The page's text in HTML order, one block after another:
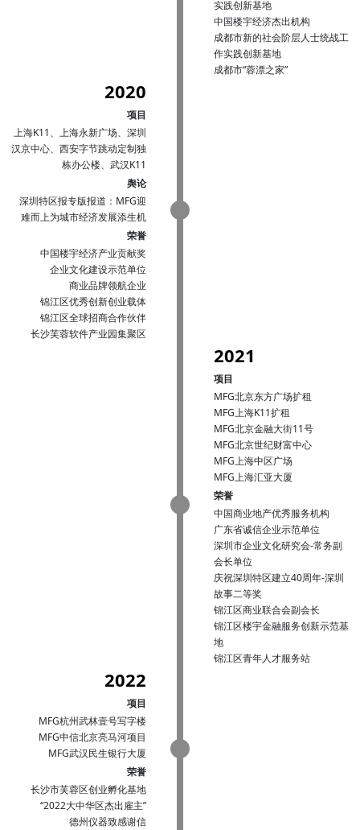
实践创新基地
中国楼宇经济杰出机构
成都市新的社会阶层人士统战工
作实践创新基地
成都市“蓉漂之家”
2020
项目
上海K11、上海永新广场、深圳
汉京中心、西安字节跳动定制独
栋办公楼、武汉K11
舆论
深圳特区报专版报道：MFG迎
难而上为城市经济发展添生机
荣誉
中国楼宇经济产业贡献奖
企业文化建设示范单位
商业品牌领航企业
锦江区优秀创新创业载体
锦江区全球招商合作伙伴
长沙芙蓉软件产业园集聚区
2021
项目
MFG北京东方广场扩租
MFG上海K11扩租
MFG北京金融大街11号
MFG北京世纪财富中心
MFG上海中区广场
MFG上海汇亚大厦
荣誉
中国商业地产优秀服务机构
广东省诚信企业示范单位
深圳市企业文化研究会-常务副
会长单位
庆祝深圳特区建立40周年-深圳
故事二等奖
锦江区商业联合会副会长
锦江区楼宇金融服务创新示范基
地
锦江区青年人才服务站
2022
项目
MFG杭州武林壹号写字楼
MFG中信北京亮马河项目
MFG武汉民生银行大厦
荣誉
长沙市芙蓉区创业孵化基地
“2022大中华区杰出雇主”
德州仪器致感谢信